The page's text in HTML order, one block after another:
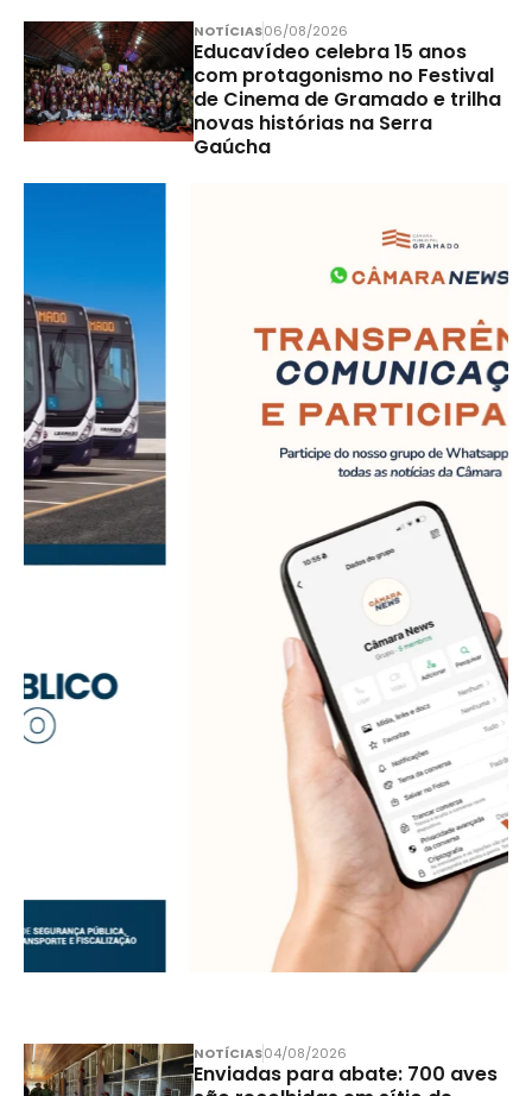
NOTÍCIAS06/08/2026
Educavídeo celebra 15 anos
com protagonismo no Festival
de Cinema de Gramado e trilha
novas histórias na Serra
Gaúcha
NOTÍCIAS04/08/2026
Enviadas para abate: 700 aves